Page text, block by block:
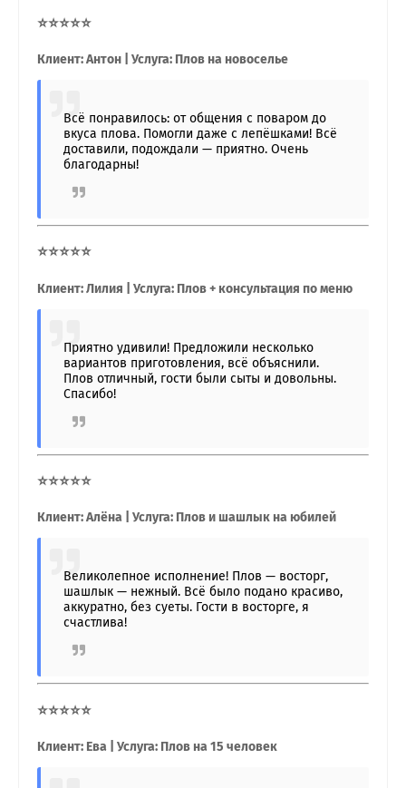
⭐⭐⭐⭐⭐
Клиент: Антон | Услуга: Плов на новоселье
Всё понравилось: от общения с поваром до
вкуса плова. Помогли даже с лепёшками! Всё
доставили, подождали — приятно. Очень
благодарны!
⭐⭐⭐⭐⭐
Клиент: Лилия | Услуга: Плов + консультация по меню
Приятно удивили! Предложили несколько
вариантов приготовления, всё объяснили.
Плов отличный, гости были сыты и довольны.
Спасибо!
⭐⭐⭐⭐⭐
Клиент: Алёна | Услуга: Плов и шашлык на юбилей
Великолепное исполнение! Плов — восторг,
шашлык — нежный. Всё было подано красиво,
аккуратно, без суеты. Гости в восторге, я
счастлива!
⭐⭐⭐⭐⭐
Клиент: Ева | Услуга: Плов на 15 человек